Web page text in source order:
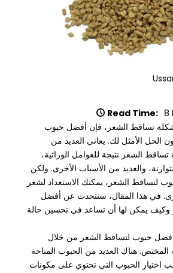
Read Time: 8
تساقط الشعر، فإن أفضل حبوب
الحل الأمثل لك. يعاني العديد من
الشعر نتيجة للعوامل الوراثية،
متوازنة، والعديد من الأسباب الأخرى. ولكن
لتساقط الشعر، يمكنك الاستعداد لشعر
في هذا المقال، سنتحدث عن أفضل
يمكن لها أن تساعد في تحسين حالة
حبوب لتساقط الشعر من خلال
المختص. هناك العديد من الحبوب المتاحة
اختيار الحبوب التي تحتوي على مكونات